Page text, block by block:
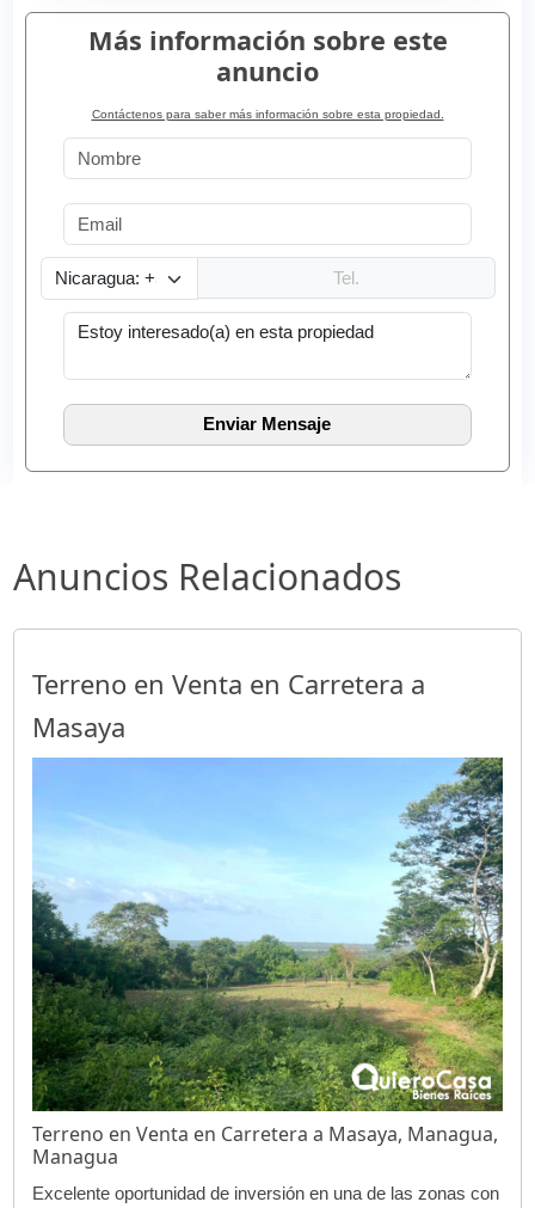
Más información sobre este
anuncio
Contáctenos para saber más información sobre esta propiedad.
Anuncios Relacionados
Terreno en Venta en Carretera a
Masaya
Terreno en Venta en Carretera a Masaya, Managua,
Managua
Excelente oportunidad de inversión en una de las zonas con